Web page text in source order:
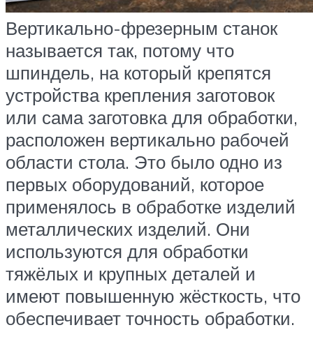
Вертикально-фрезерным станок
называется так, потому что
шпиндель, на который крепятся
устройства крепления заготовок
или сама заготовка для обработки,
расположен вертикально рабочей
области стола. Это было одно из
первых оборудований, которое
применялось в обработке изделий
металлических изделий. Они
используются для обработки
тяжёлых и крупных деталей и
имеют повышенную жёсткость, что
обеспечивает точность обработки.